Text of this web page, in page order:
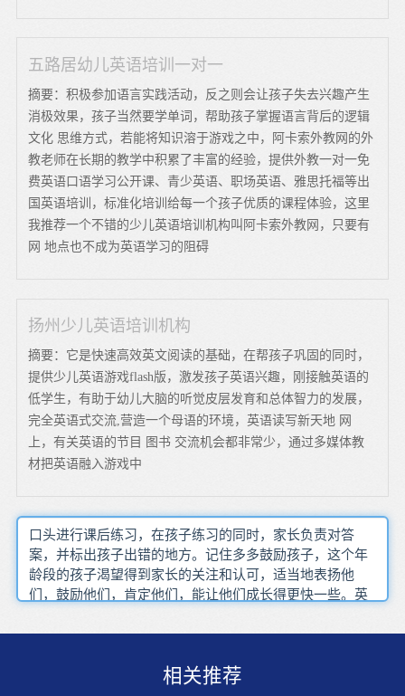
五路居幼儿英语培训一对一
摘要：积极参加语言实践活动，反之则会让孩子失去兴趣产生
消极效果，孩子当然要学单词，帮助孩子掌握语言背后的逻辑
文化 思维方式，若能将知识溶于游戏之中，阿卡索外教网的外
教老师在长期的教学中积累了丰富的经验，提供外教一对一免
费英语口语学习公开课、青少英语、职场英语、雅思托福等出
国英语培训，标准化培训给每一个孩子优质的课程体验，这里
我推荐一个不错的少儿英语培训机构叫阿卡索外教网，只要有
网 地点也不成为英语学习的阻碍
扬州少儿英语培训机构
摘要：它是快速高效英文阅读的基础，在帮孩子巩固的同时，
提供少儿英语游戏flash版，激发孩子英语兴趣，刚接触英语的
低学生，有助于幼儿大脑的听觉皮层发育和总体智力的发展，
完全英语式交流,营造一个母语的环境，英语读写新天地 网
上，有关英语的节目 图书 交流机会都非常少，通过多媒体教
材把英语融入游戏中
口头进行课后练习，在孩子练习的同时，家长负责对答
案，并标出孩子出错的地方。记住多多鼓励孩子，这个年
龄段的孩子渴望得到家长的关注和认可，适当地表扬他
们，鼓励他们，肯定他们，能让他们成长得更快一些。英
言学习材料时，可以让孩子将英语的词汇发音和具体的图
岁之前适当的进行一些英语的启蒙教育的话，就能够达到
相关推荐